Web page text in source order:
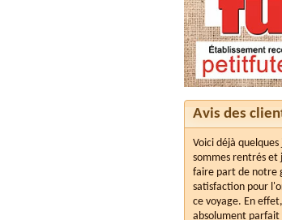
Avis des
Voici déjà quelques
sommes rentrés et
faire part de notre
satisfaction pour
ce voyage. En
absolument parfait